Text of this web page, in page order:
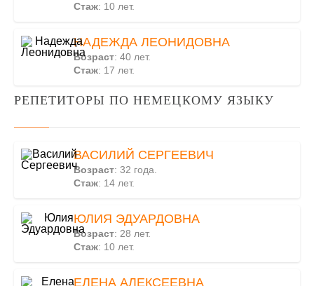
Стаж: 10 лет.
НАДЕЖДА ЛЕОНИДОВНА
Возраст: 40 лет.
Стаж: 17 лет.
РЕПЕТИТОРЫ ПО НЕМЕЦКОМУ ЯЗЫКУ
ВАСИЛИЙ СЕРГЕЕВИЧ
Возраст: 32 года.
Стаж: 14 лет.
ЮЛИЯ ЭДУАРДОВНА
Возраст: 28 лет.
Стаж: 10 лет.
ЕЛЕНА АЛЕКСЕЕВНА